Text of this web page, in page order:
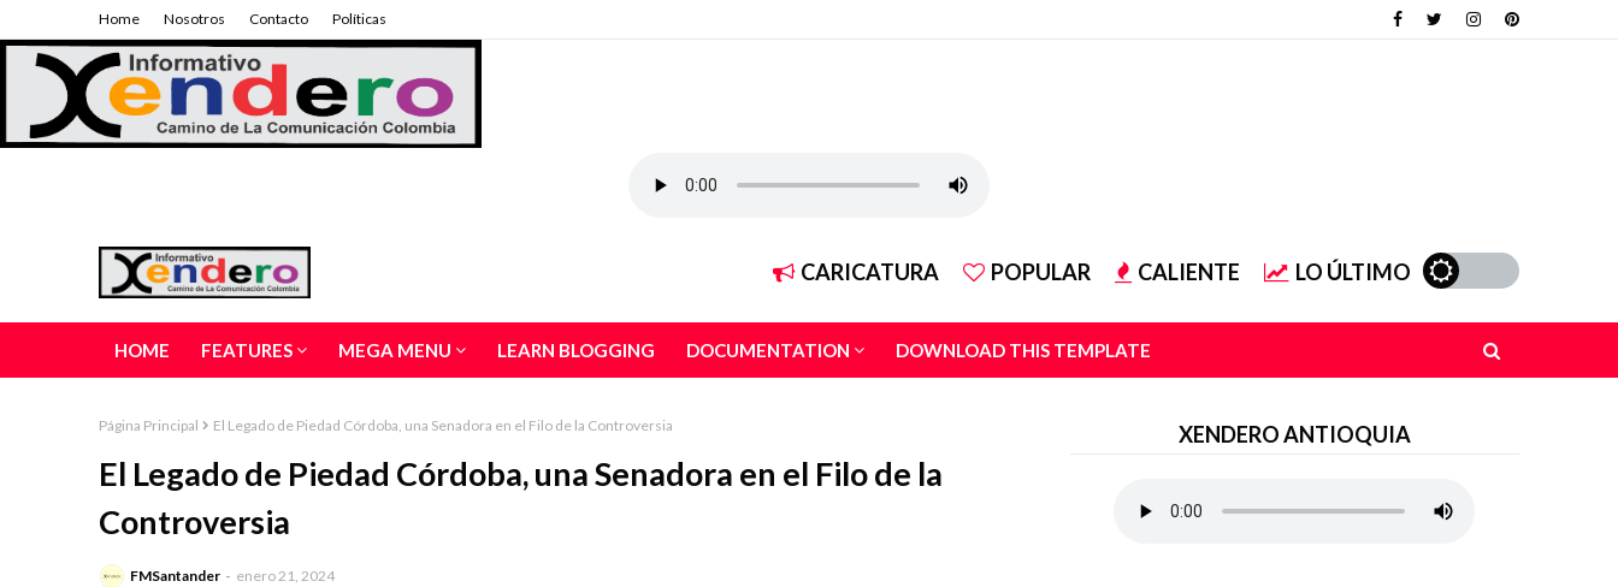
Home Nosotros Contacto Políticas
CARICATURA POPULAR CALIENTE LO ÚLTIMO
HOME FEATURES MEGA MENU LEARN BLOGGING DOCUMENTATION DOWNLOAD THIS TEMPLATE
Página Principal El Legado de Piedad Córdoba, una Senadora en el Filo de la Controversia
El Legado de Piedad Córdoba, una Senadora en el Filo de la
Controversia
FMSantander enero 21, 2024
XENDERO ANTIOQUIA